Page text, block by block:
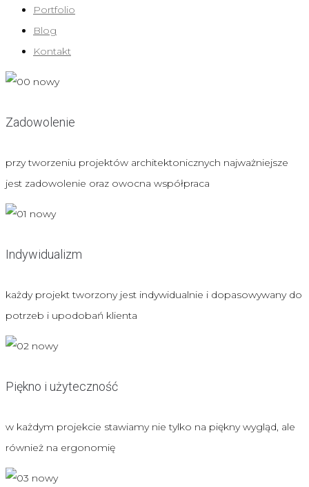
Portfolio
Blog
Kontakt
Zadowolenie
przy tworzeniu projektów architektonicznych najważniejsze
jest zadowolenie oraz owocna współpraca
Indywidualizm
każdy projekt tworzony jest indywidualnie i dopasowywany do
potrzeb i upodobań klienta
Piękno i użyteczność
w każdym projekcie stawiamy nie tylko na piękny wygląd, ale
również na ergonomię